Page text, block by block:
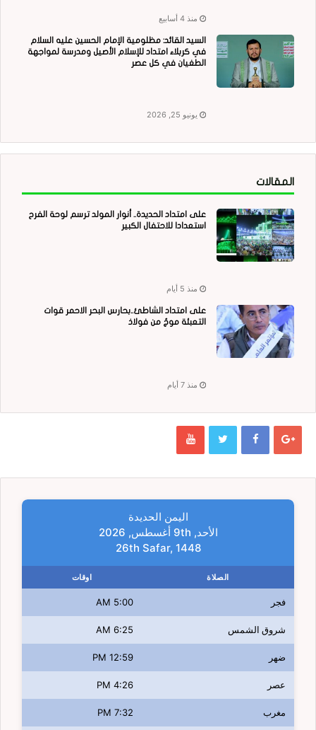
منذ 4 أسابيع
السيد القائد: مظلومية الإمام الحسين عليه السلام
في كربلاء امتداد للإسلام الأصيل ومدرسة لمواجهة
الطغيان في كل عصر
يونيو 25, 2026
المقالات
على امتداد الحديدة.. أنوار المولد ترسم لوحة الفرح
استعدادا للاحتفال الكبير
منذ 5 أيام
على امتداد الشاطئ..بحارس البحر الاحمر قوات
التعبئة موجٌ من فولاذ
منذ 7 أيام
اليمن الحديدة
الأحد, 9th أغسطس, 2026
26th Safar, 1448
الصلاة اوقات
فجر 5:00 AM
شروق الشمس 6:25 AM
ضهر 12:59 PM
عصر 4:26 PM
مغرب 7:32 PM